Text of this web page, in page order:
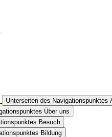
Unterseiten des Navigationspunktes
Über uns
Besuch
Bildung